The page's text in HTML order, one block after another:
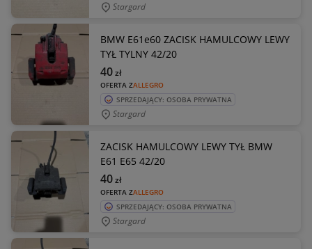
Stargard
BMW E61e60 ZACISK HAMULCOWY LEWY
TYŁ TYLNY 42/20
OFERTA ZALLEGRO
40zł
SPRZEDAJĄCY: OSOBA PRYWATNA
Stargard
ZACISK HAMULCOWY LEWY TYŁ BMW
E61 E65 42/20
OFERTA ZALLEGRO
40zł
SPRZEDAJĄCY: OSOBA PRYWATNA
Stargard